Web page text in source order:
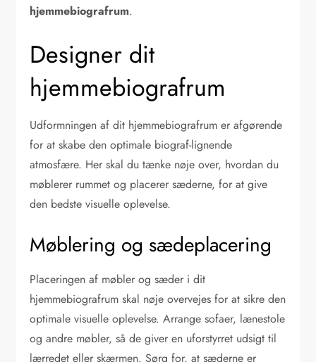
hjemmebiografrum.
Designer dit
hjemmebiografrum
Udformningen af dit hjemmebiografrum er afgørende
for at skabe den optimale biograf-lignende
atmosfære. Her skal du tænke nøje over, hvordan du
møblerer rummet og placerer sæderne, for at give
den bedste visuelle oplevelse.
Møblering og sædeplacering
Placeringen af møbler og sæder i dit
hjemmebiografrum skal nøje overvejes for at sikre den
optimale visuelle oplevelse. Arrange sofaer, lænestole
og andre møbler, så de giver en uforstyrret udsigt til
lærredet eller skærmen. Sørg for, at sæderne er